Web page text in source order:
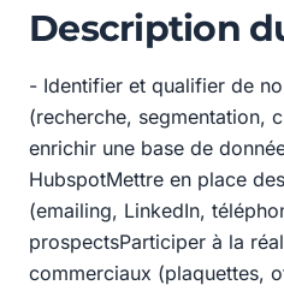
Description
- Identifier et qualifier de
(recherche, segmentation,
enrichir une base de
HubspotMettre en place
(emailing, LinkedIn,
prospectsParticiper à la
commerciaux (plaquettes,